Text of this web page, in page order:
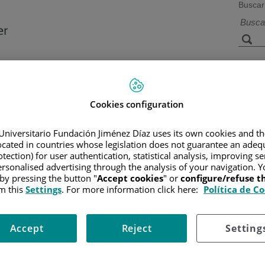
Buscar
Instalaciones y
tecnología
/INFORMACIÓN Y SOPORTE AL PACIENTE/TIPOS DE
/ CAUSAS Y FACTORES DE RIESGO
pero existen factores de riesgo que predisponen a
y su incidencia aumenta con la edad, la media de presentación
Cookies configuration
Fundación Jiménez Díaz uses its own cookies and
in countries whose legislation does not guarantee an
for user authentication, statistical analysis, improving
advertising through the analysis of your navigation.
pressing the button "Accept cookies" or configure/refuse
thisSettings. For more information click here: Política de
Reject
Accept